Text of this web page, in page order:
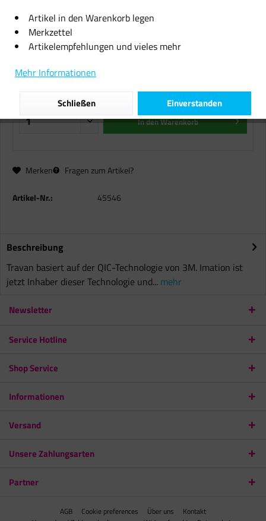
HP Travan 14GB Data Cartidge
(C4436A) Datenkassete
50,41 € *
inkl. MwSt.zzgl. Versandkosten
In denWarenkorb
Merken Fragen zum Artikel?
Artikel-Nr.: 45546
Beschreibung
Travan basiert auf der QIC-Technologie von 3M. Imation ist
jetzt Inhaber dieser Technologie und... mehr
Newsletter
Service Hotline
Shop Service
Informationen
Versand
Unsere Zahlungsarten
Partner
AGB Cookie preferences Über uns
Kontakt
Artikel in den Warenkorb legen
Merkzettel
Artikelempfehlungen und vieles mehr
Mehr Informationen
Einverstanden
Schließen